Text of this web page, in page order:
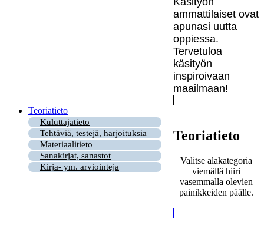
ammattilaiset ovat
apunasi uutta
oppiessa.
Tervetuloa
käsityön
inspiroivaan
maailmaan!
Teoriatieto
Kuluttajatieto
Tehtäviä, testejä, harjoituksia
Materiaalitieto
Sanakirjat, sanastot
Kirja- ym. arviointeja
Teoriatieto
Valitse alakategoria
viemällä hiiri
vasemmalla olevien
painikkeiden päälle.